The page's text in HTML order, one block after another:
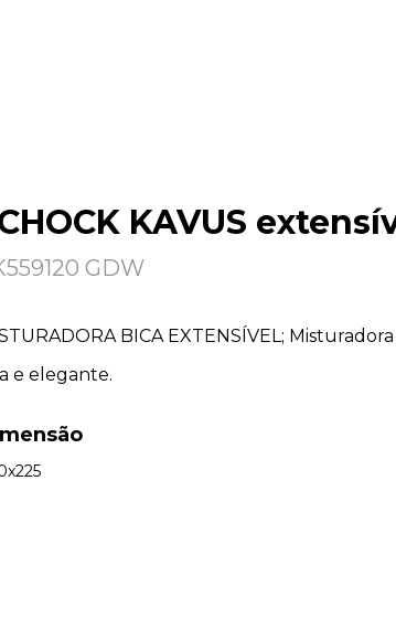
KAVUS
GDW
BICA EXTENSÍVEL;
e elegante.